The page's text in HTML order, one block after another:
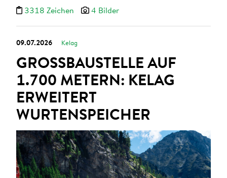
3318 Zeichen
4 Bilder
09.07.2026 Kelag
GROSSBAUSTELLE AUF 1
.700 METERN: KELAG E
RWEITERT W
URTENSPEICHER